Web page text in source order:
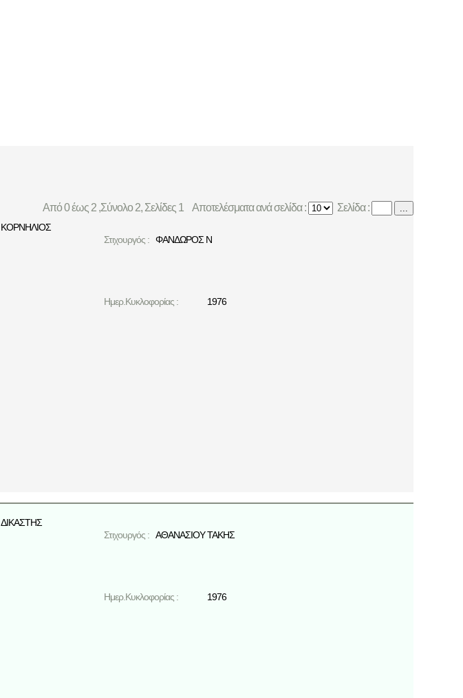
Από 0 έως 2 ,Σύνολο 2, Σελίδες 1 Αποτελέσματα ανά σελίδα : Σελίδα : ...
ΚΟΡΝΗΛΙΟΣ
Στιχουργός : ΦΑΝΔΩΡΟΣ Ν
Ημερ.Κυκλοφορίας :
1976
ΔΙΚΑΣΤΗΣ
Στιχουργός : ΑΘΑΝΑΣΙΟΥ ΤΑΚΗΣ
Ημερ.Κυκλοφορίας :
1976